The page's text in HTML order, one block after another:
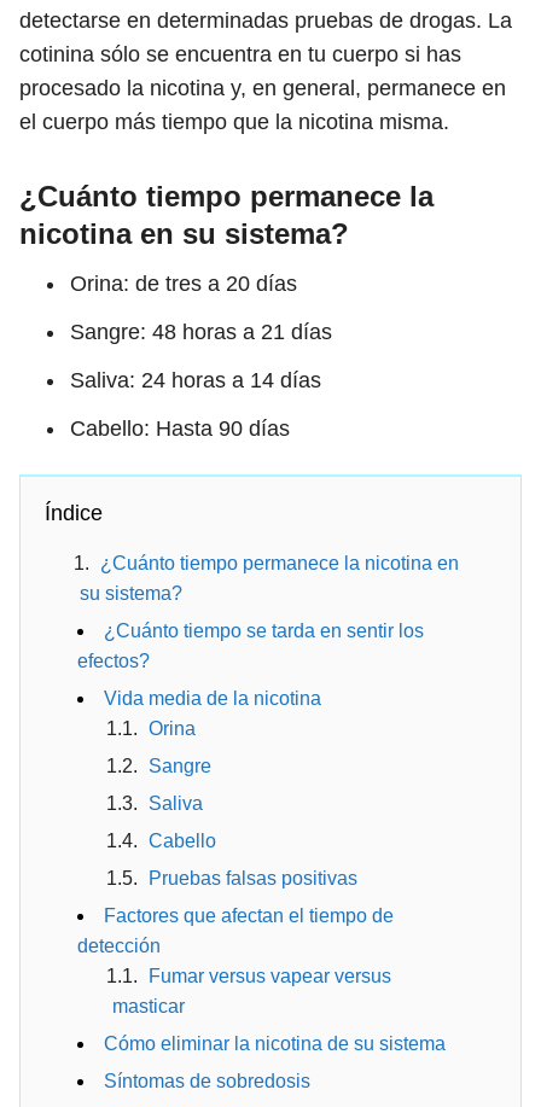
detectarse en determinadas pruebas de drogas. La
cotinina sólo se encuentra en tu cuerpo si has
procesado la nicotina y, en general, permanece en
el cuerpo más tiempo que la nicotina misma.
¿Cuánto tiempo permanece la
nicotina en su sistema?
Orina: de tres a 20 días
Sangre: 48 horas a 21 días
Saliva: 24 horas a 14 días
Cabello: Hasta 90 días
Índice
¿Cuánto tiempo permanece la nicotina en
su sistema?
¿Cuánto tiempo se tarda en sentir los
efectos?
Vida media de la nicotina
Orina
Sangre
Saliva
Cabello
Pruebas falsas positivas
Factores que afectan el tiempo de
detección
Fumar versus vapear versus
masticar
Cómo eliminar la nicotina de su sistema
Síntomas de sobredosis